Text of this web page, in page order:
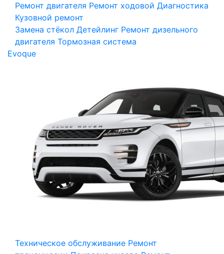
Ремонт двигателя Ремонт ходовой Диагностика
Кузовной ремонт
Замена стёкол Детейлинг Ремонт дизельного
двигателя Тормозная система
Evoque
Техническое обслуживание Ремонт